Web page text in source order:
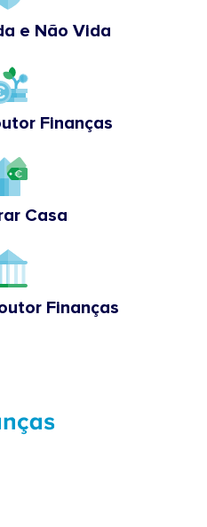
e Não Vida
Finanças
Casa
Finanças